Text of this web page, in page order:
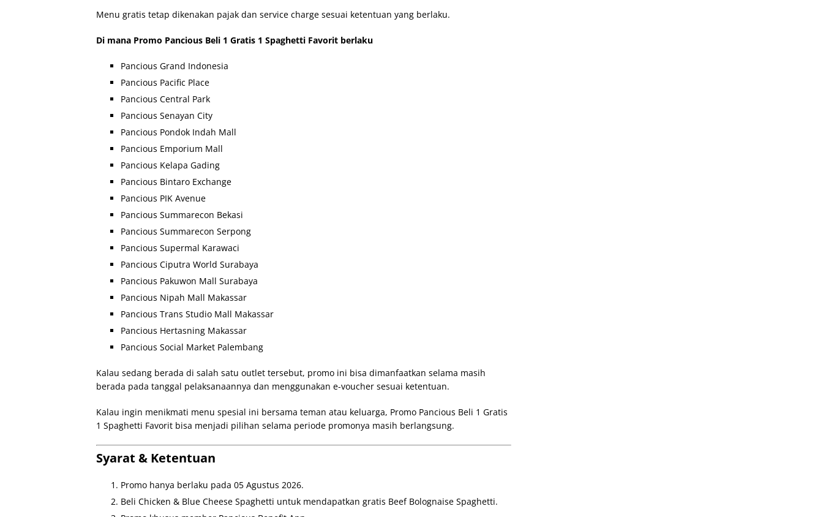
Menu gratis tetap dikenakan pajak dan service charge sesuai ketentuan yang berlaku.
Di mana Promo Pancious Beli 1 Gratis 1 Spaghetti Favorit berlaku
Pancious Grand Indonesia
Pancious Pacific Place
Pancious Central Park
Pancious Senayan City
Pancious Pondok Indah Mall
Pancious Emporium Mall
Pancious Kelapa Gading
Pancious Bintaro Exchange
Pancious PIK Avenue
Pancious Summarecon Bekasi
Pancious Summarecon Serpong
Pancious Supermal Karawaci
Pancious Ciputra World Surabaya
Pancious Pakuwon Mall Surabaya
Pancious Nipah Mall Makassar
Pancious Trans Studio Mall Makassar
Pancious Hertasning Makassar
Pancious Social Market Palembang
Kalau sedang berada di salah satu outlet tersebut, promo ini bisa dimanfaatkan selama masih
berada pada tanggal pelaksanaannya dan menggunakan e-voucher sesuai ketentuan.
Kalau ingin menikmati menu spesial ini bersama teman atau keluarga, Promo Pancious Beli 1 Gratis
1 Spaghetti Favorit bisa menjadi pilihan selama periode promonya masih berlangsung.
Syarat & Ketentuan
Promo hanya berlaku pada 05 Agustus 2026.
Beli Chicken & Blue Cheese Spaghetti untuk mendapatkan gratis Beef Bolognaise Spaghetti.